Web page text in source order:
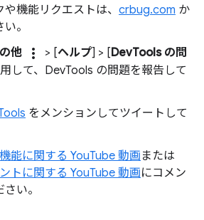
機能リクエストは、 crbug.com か
。
他 more_vert > [ヘルプ] > [DevTools の問
して、DevTools の問題を報告して
をメンションしてツイートして
能に関する YouTube 動画 または
トに関する YouTube 動画にコメン
い。